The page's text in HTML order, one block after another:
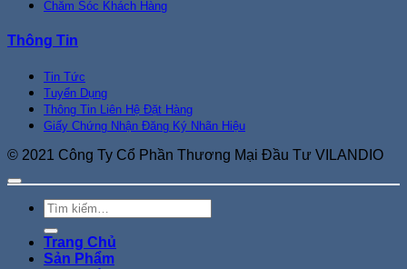
Chăm Sóc Khách Hàng
Thông Tin
Tin Tức
Tuyển Dụng
Thông Tin Liên Hệ Đặt Hàng
Giấy Chứng Nhận Đăng Ký Nhãn Hiệu
© 2021 Công Ty Cổ Phần Thương Mại Đầu Tư VILANDIO
Tìm
kiếm:
Trang Chủ
Sản Phẩm